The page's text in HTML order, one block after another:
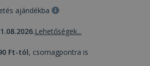
ajándékba
Lehetőségek...
Ft-tól, csomagpontra is